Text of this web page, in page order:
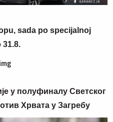
sada po specijalnoj
31.8.
у полуфиналу Светског
Хрвата у Загребу